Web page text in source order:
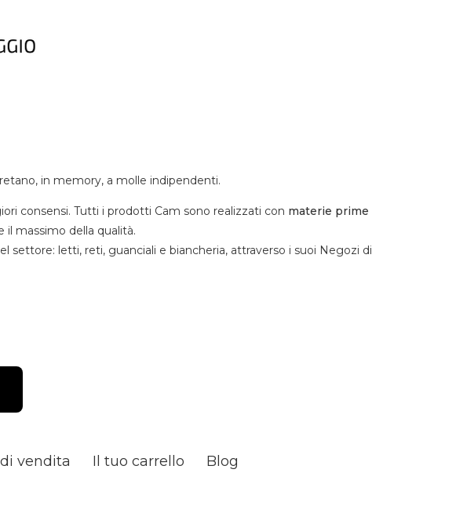
in memory, a molle indipendenti.
consensi. Tutti i prodotti Cam sono realizzati con materie prime
il massimo della qualità.
settore: letti, reti, guanciali e biancheria, attraverso i suoi Negozi di
vendita Il tuo carrello Blog